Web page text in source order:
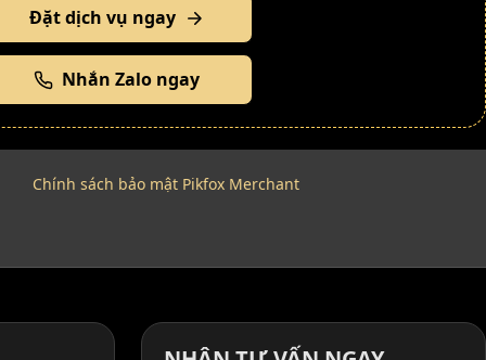
Đặt dịch vụ ngay
Nhắn Zalo ngay
Chính sách bảo mật Pikfox Merchant